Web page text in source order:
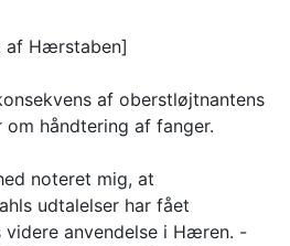
af Hærstaben]
af oberstløjtnantens
håndtering af fanger.
noteret mig, at
udtalelser har fået
videre anvendelse i Hæren. -